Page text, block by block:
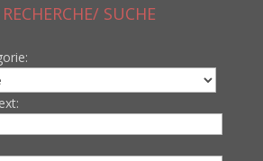
SUCHE